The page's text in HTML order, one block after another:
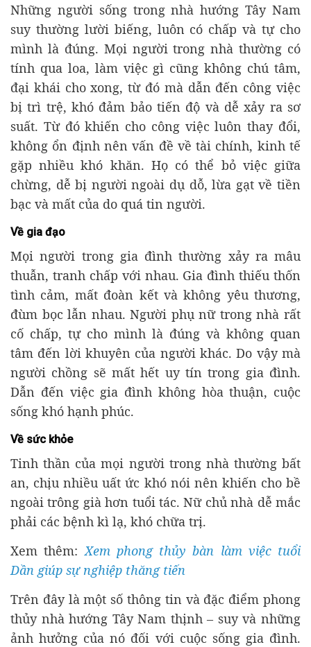
Những người sống trong nhà hướng Tây Nam
suy thường lười biếng, luôn có chấp và tự cho
mình là đúng. Mọi người trong nhà thường có
tính qua loa, làm việc gì cũng không chú tâm,
đại khái cho xong, từ đó mà dẫn đến công việc
bị trì trệ, khó đảm bảo tiến độ và dễ xảy ra sơ
suất. Từ đó khiến cho công việc luôn thay đổi,
không ổn định nên vấn đề về tài chính, kinh tế
gặp nhiều khó khăn. Họ có thể bỏ việc giữa
chừng, dễ bị người ngoài dụ dỗ, lừa gạt về tiền
bạc và mất của do quá tin người.
Về gia đạo
Mọi người trong gia đình thường xảy ra mâu
thuẫn, tranh chấp với nhau. Gia đình thiếu thốn
tình cảm, mất đoàn kết và không yêu thương,
đùm bọc lẫn nhau. Người phụ nữ trong nhà rất
cố chấp, tự cho mình là đúng và không quan
tâm đến lời khuyên của người khác. Do vậy mà
người chồng sẽ mất hết uy tín trong gia đình.
Dẫn đến việc gia đình không hòa thuận, cuộc
sống khó hạnh phúc.
Về sức khỏe
Tinh thần của mọi người trong nhà thường bất
an, chịu nhiều uất ức khó nói nên khiến cho bề
ngoài trông già hơn tuổi tác. Nữ chủ nhà dễ mắc
phải các bệnh kì lạ, khó chữa trị.
Xem thêm:Xem phong thủy bàn làm việc tuổi
Dần giúp sự nghiệp thăng tiến
Trên đây là một số thông tin và đặc điểm phong
thủy nhà hướng Tây Nam thịnh – suy và những
ảnh hưởng của nó đối với cuộc sống gia đình.